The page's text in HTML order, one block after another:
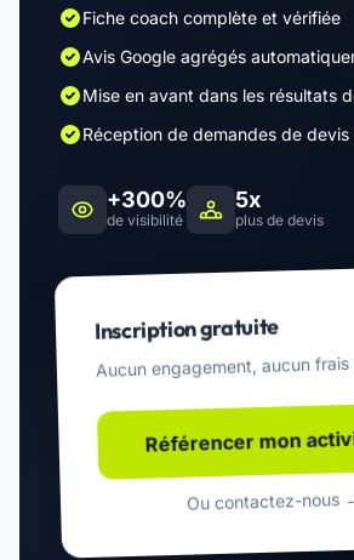
Fiche coach complète et vérifiée
Avis Google agrégés
Mise en avant dans les résultats
Réception de demandes de devis
+300%
de visibilité
5x
plus de devis
Inscription gratuite
Aucun engagement, aucun
Référencer mon
Ou contactez-nous